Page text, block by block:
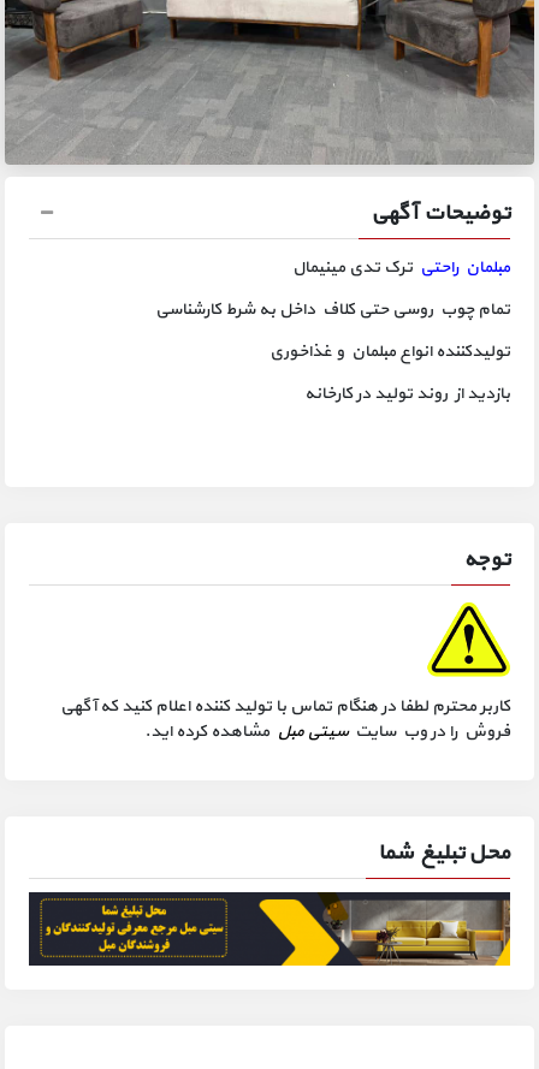
توضیحات آگهی
مبلمان راحتی ترک تدی مینیمال
تمام چوب روسی حتی کلاف داخل به شرط کارشناسی
تولیدکننده انواع مبلمان و غذاخوری
بازدید از روند تولید در کارخانه
توجه
کاربر محترم لطفا در هنگام تماس با تولید کننده اعلام کنید که آگهی
فروش را در وب سایتسیتی مبل مشاهده کرده اید.
محل تبلیغ شما